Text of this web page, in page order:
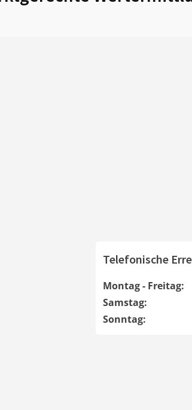
Telefonische
Montag - Freitag:
Samstag:
Sonntag: